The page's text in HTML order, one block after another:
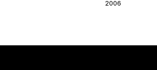
2006